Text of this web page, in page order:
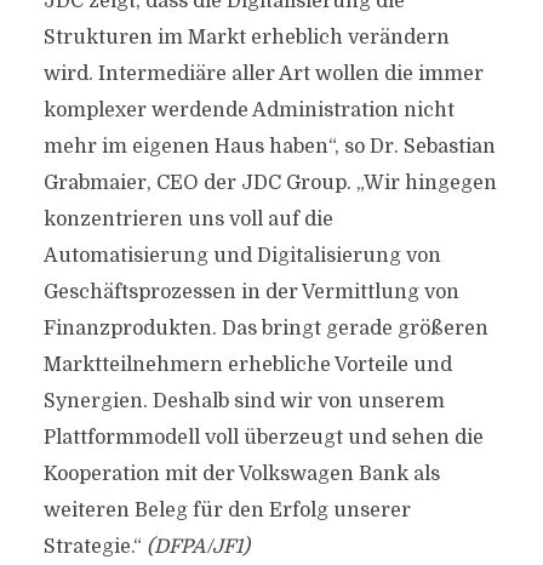
Strukturen im Markt erheblich verändern
wird. Intermediäre aller Art wollen die immer
komplexer werdende Administration nicht
mehr im eigenen Haus haben“, so Dr. Sebastian
Grabmaier, CEO der JDC Group. „Wir hingegen
konzentrieren uns voll auf die
Automatisierung und Digitalisierung von
Geschäftsprozessen in der Vermittlung von
Finanzprodukten. Das bringt gerade größeren
Marktteilnehmern erhebliche Vorteile und
Synergien. Deshalb sind wir von unserem
Plattformmodell voll überzeugt und sehen die
Kooperation mit der Volkswagen Bank als
weiteren Beleg für den Erfolg unserer
Strategie.“ (DFPA/JF1)